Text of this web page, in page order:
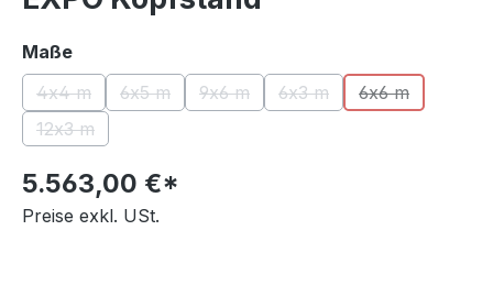
Maßeauswählen
4x4 m
(Diese Option ist zurzeit nicht verfügbar.)
6x5 m
(Diese Option ist zurzeit nicht verfügbar.)
9x6 m
(Diese Option ist zurzeit nicht
6x3 m
(Diese Option ist zurzeit
6x6 m
(Diese Option
12x3 m
(Diese Option ist zurzeit nicht verfügbar.)
5.563,00 €*
Preise exkl. USt.